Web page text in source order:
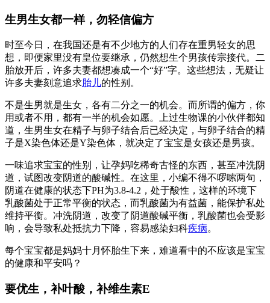
生男生女都一样，勿轻信偏方
时至今日，在我国还是有不少地方的人们存在重男轻女的思
想，即便家里没有皇位要继承，仍然想生个男孩传宗接代。二
胎放开后，许多夫妻都想凑成一个“好”字。这些想法，无疑让
许多夫妻刻意追求胎儿的性别。
不是生男就是生女，各有二分之一的机会。而所谓的偏方，你
用或者不用，都有一半的机会如愿。上过生物课的小伙伴都知
道，生男生女在精子与卵子结合后已经决定，与卵子结合的精
子是X染色体还是Y染色体，就决定了宝宝是女孩还是男孩。
一味追求宝宝的性别，让孕妈吃稀奇古怪的东西，甚至冲洗阴
道，试图改变阴道的酸碱性。在这里，小编不得不啰嗦两句，
阴道在健康的状态下PH为3.8-4.2，处于酸性，这样的环境下
乳酸菌处于正常平衡的状态，而乳酸菌为有益菌，能保护私处
维持平衡。冲洗阴道，改变了阴道酸碱平衡，乳酸菌也会受影
响，会导致私处抵抗力下降，容易感染妇科疾病。
每个宝宝都是妈妈十月怀胎生下来，难道看中的不应该是宝宝
的健康和平安吗？
要优生，补叶酸，补维生素E